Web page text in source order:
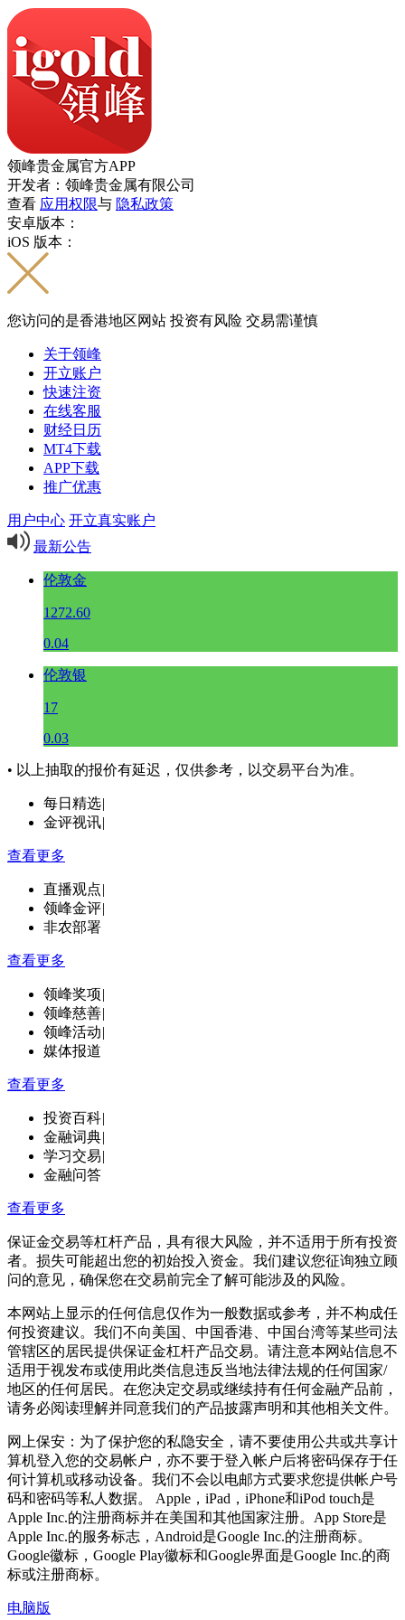
领峰贵金属官方APP
开发者：领峰贵金属有限公司
查看 应用权限与 隐私政策
安卓版本：
iOS 版本：
您访问的是香港地区网站 投资有风险 交易需谨慎
关于领峰
开立账户
快速注资
在线客服
财经日历
MT4下载
APP下载
推广优惠
用户中心 开立真实账户
最新公告
伦敦金
1272.60
0.04
伦敦银
17
0.03
• 以上抽取的报价有延迟，仅供参考，以交易平台为准。
每日精选|
金评视讯|
查看更多
直播观点|
领峰金评|
非农部署
查看更多
领峰奖项|
领峰慈善|
领峰活动|
媒体报道
查看更多
投资百科|
金融词典|
学习交易|
金融问答
查看更多
保证金交易等杠杆产品，具有很大风险，并不适用于所有投资
者。损失可能超出您的初始投入资金。我们建议您征询独立顾
问的意见，确保您在交易前完全了解可能涉及的风险。
本网站上显示的任何信息仅作为一般数据或参考，并不构成任
何投资建议。我们不向美国、中国香港、中国台湾等某些司法
管辖区的居民提供保证金杠杆产品交易。请注意本网站信息不
适用于视发布或使用此类信息违反当地法律法规的任何国家/
地区的任何居民。在您决定交易或继续持有任何金融产品前，
请务必阅读理解并同意我们的产品披露声明和其他相关文件。
网上保安：为了保护您的私隐安全，请不要使用公共或共享计
算机登入您的交易帐户，亦不要于登入帐户后将密码保存于任
何计算机或移动设备。我们不会以电邮方式要求您提供帐户号
码和密码等私人数据。 Apple，iPad，iPhone和iPod touch是
Apple Inc.的注册商标并在美国和其他国家注册。App Store是
Apple Inc.的服务标志，Android是Google Inc.的注册商标。
Google徽标，Google Play徽标和Google界面是Google Inc.的商
标或注册商标。
电脑版